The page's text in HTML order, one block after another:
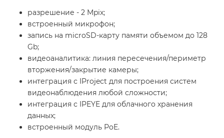
разрешение - 2 Mpix;
встроенный микрофон;
запись на microSD-карту памяти объемом до 128
Gb;
видеоаналитика: линия пересечения/периметр
вторжения/закрытие камеры;
интеграция с IProject для построения систем
видеонаблюдения любой сложности;
интеграция с IPEYE для облачного хранения
данных;
встроенный модуль PoE.